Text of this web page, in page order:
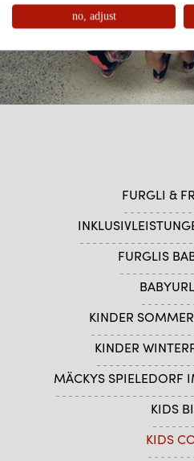
FURGLI &
FURGLIS
KINDER
KINDER
MÄCKYS SPIELEDORF
KIDS
KIDS
no, adjust